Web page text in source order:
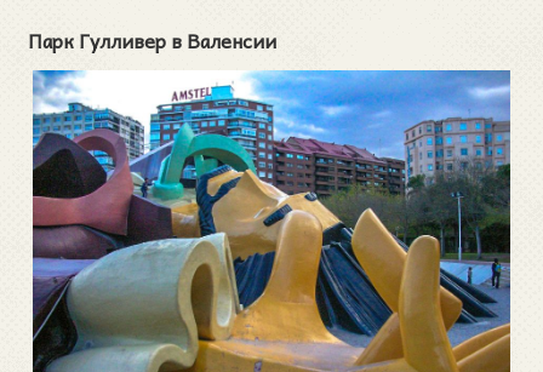
Парк Гулливер в Валенсии